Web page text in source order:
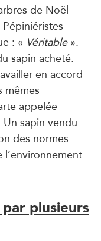
de Noël
: « Véritable».
sapin acheté.
en accord
mêmes
appelée
sapin vendu
des normes
plusieurs